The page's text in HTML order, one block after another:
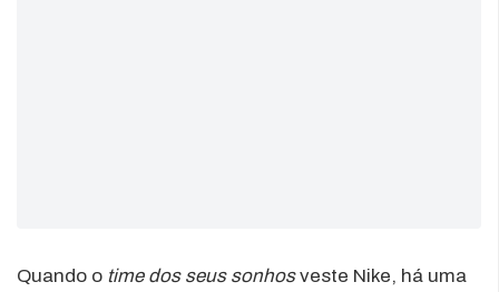
Quando o time dos seus sonhosveste Nike, há uma